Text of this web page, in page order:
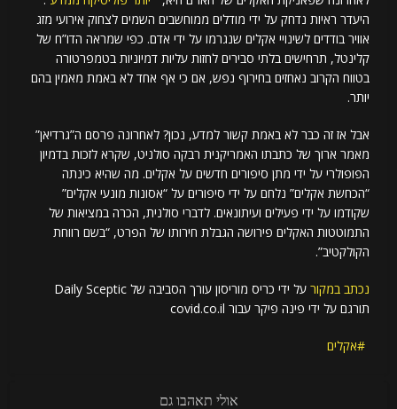
היעדר ראיות נדחק על ידי מודלים ממוחשבים השמים לצחוק אירועי מזג
אוויר בודדים לשינויי אקלים שנגרמו על ידי אדם. כפי שמראה הדו”ח של
קלינטל, תרחישים בלתי סבירים לחזות עליות דמיוניות בטמפרטורה
בטווח הקרוב נאחזים בחירוף נפש, אם כי אף אחד לא באמת מאמין בהם
יותר.
אבל אז זה כבר לא באמת קשור למדע, נכון? לאחרונה פרסם ה”גרדיאן”
מאמר ארוך של כתבתו האמריקנית רבקה סולניט, שקרא לזכות בדמיון
הפופולרי על ידי מתן סיפורים חדשים על אקלים. מה שהיא כינתה
“הכחשת אקלים” נלחם על ידי סיפורים על “אסונות מונעי אקלים”
שקודמו על ידי פעילים ועיתונאים. לדברי סולנית, הכרה במציאות של
התמוטטות האקלים פירושה הגבלת חירותו של הפרט, “בשם רווחת
הקולקטיב”.
נכתב במקור
על ידי כריס מוריסון עורך הסביבה של Daily Sceptic
תורגם על ידי פינה פיקר עבור covid.co.il
אקלים
אולי תאהבו גם